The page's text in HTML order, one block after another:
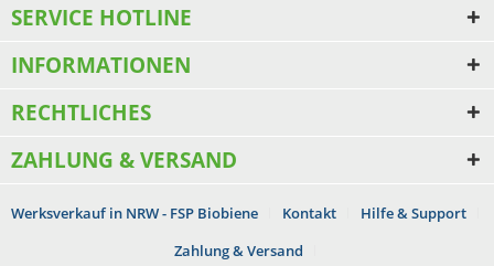
SERVICE HOTLINE
INFORMATIONEN
RECHTLICHES
ZAHLUNG & VERSAND
Werksverkauf in NRW - FSP Biobiene Kontakt
Hilfe & Support
Zahlung & Versand